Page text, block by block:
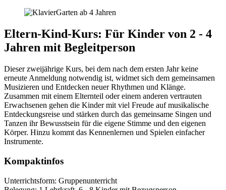
Eltern-Kind-Kurs: Für Kinder von 2 - 4
Jahren mit Begleitperson
Dieser zweijährige Kurs, bei dem nach dem ersten Jahr keine
erneute Anmeldung notwendig ist, widmet sich dem gemeinsamen
Musizieren und Entdecken neuer Rhythmen und Klänge.
Zusammen mit einem Elternteil oder einem anderen vertrauten
Erwachsenen gehen die Kinder mit viel Freude auf musikalische
Entdeckungsreise und stärken durch das gemeinsame Singen und
Tanzen ihr Bewusstsein für die eigene Stimme und den eigenen
Körper. Hinzu kommt das Kennenlernen und Spielen einfacher
Instrumente.
Kompaktinfos
Unterrichtsform: Gruppenunterricht